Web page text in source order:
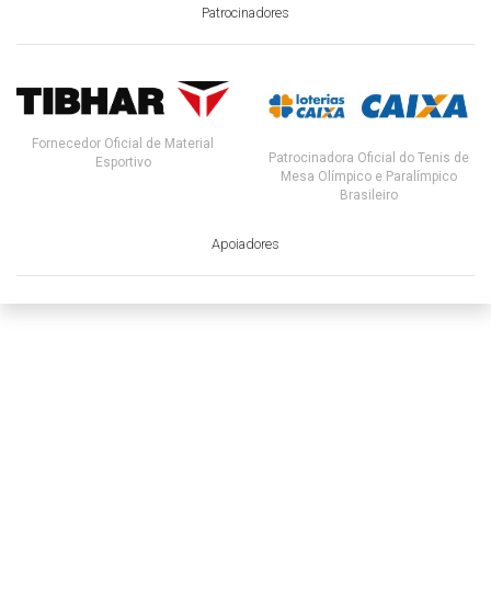
Patrocinadores
Fornecedor Oficial de Material
Esportivo
Patrocinadora Oficial do Tenis de
Mesa Olímpico e Paralímpico
Brasileiro
Apoiadores